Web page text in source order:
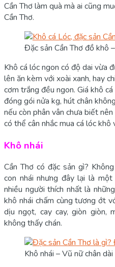
Cần Thơ làm quà mà ai cũng
Cần Thơ.
Đặc sản Cần Thơ đồ khô
Khô cá lóc ngon có độ dai vừa
lên ăn kèm với xoài xanh, hay
cơm trắng đều ngon. Giá khô
đóng gói nửa kg, hút chân
nếu còn phân vân chưa biết
có thể cân nhắc mua cá lóc
Khô nhái
Cần Thơ có đặc sản gì?
con nhái nhưng đây lại là
nhiều người thích nhất là
khô nhái chấm cùng tương ớt
dịu ngọt, cay cay, giòn giòn,
không thấy chán.
Khô nhái – Vũ nữ chân dài